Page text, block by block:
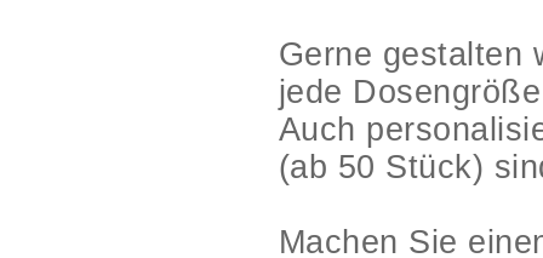
Gerne gestalten
jede
Auch
(ab 50 Stück)
Machen Sie